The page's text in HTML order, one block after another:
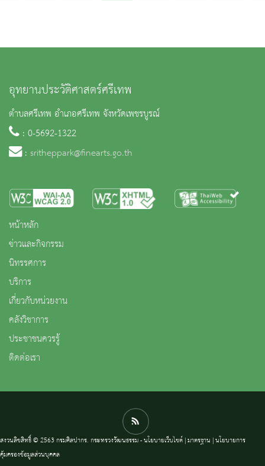
อุทยานประวัติศาสตร์ศรีเทพ
ตำบลศรีเทพ อำเภอศรีเทพ จังหวัดเพชรบูรณ์
: 0-5692-1322
: sritheppark@finearts.go.th
หน้าหลัก
ข่าวและกิจกรรม
นิทรรศการ
บริการ
เกี่ยวกับหน่วยงาน
คลังวิชาการ
ประชาชนควรรู้
ติดต่อเรา
สงวนลิขสิทธิ์ © 2563 กรมศิลปากร. กระทรวงวัฒนธรรม -นโยบายเว็บไซต์|มาตรฐาน |นโยบายการ
คุ้มครองข้อมูลส่วนบุคคล